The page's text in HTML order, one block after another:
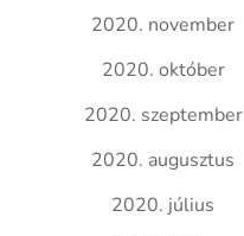
2020. november
2020. október
2020. szeptember
2020. augusztus
2020. július